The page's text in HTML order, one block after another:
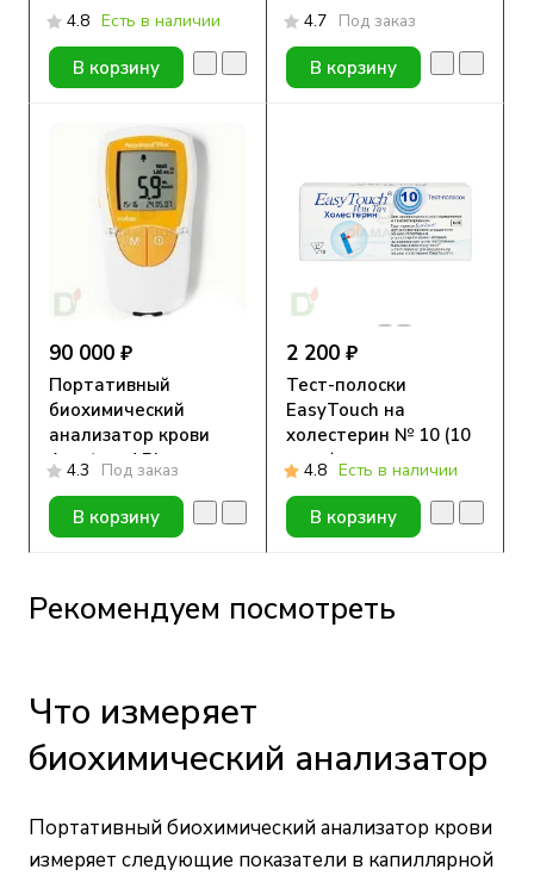
4.8 Есть в наличии
В корзину
4.7 Под заказ
В корзину
90 000 ₽
Портативный
биохимический
анализатор крови
Accutrend Plus
4.3 Под заказ
В корзину
2 200 ₽
Тест-полоски
EasyTouch на
холестерин № 10 (10
штук)
4.8 Есть в наличии
В корзину
Рекомендуем посмотреть
Что измеряет
биохимический анализатор
Портативный биохимический анализатор крови
измеряет следующие показатели в капиллярной